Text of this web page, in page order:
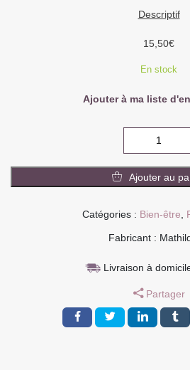
Descriptif
15,50€
En stock
Ajouter à ma liste
POUR
SECRET
SANTAL
Ajouter au
Catégories : Bien-être,
Fabricant :
Livraison à
Partager